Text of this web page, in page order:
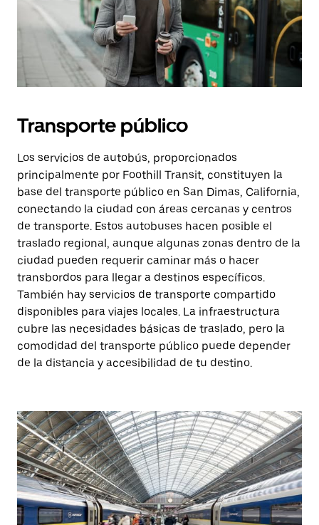
Transporte público
Los servicios de autobús, proporcionados
principalmente por Foothill Transit, constituyen la
base del transporte público en San Dimas, California,
conectando la ciudad con áreas cercanas y centros
de transporte. Estos autobuses hacen posible el
traslado regional, aunque algunas zonas dentro de la
ciudad pueden requerir caminar más o hacer
transbordos para llegar a destinos específicos.
También hay servicios de transporte compartido
disponibles para viajes locales. La infraestructura
cubre las necesidades básicas de traslado, pero la
comodidad del transporte público puede depender
de la distancia y accesibilidad de tu destino.